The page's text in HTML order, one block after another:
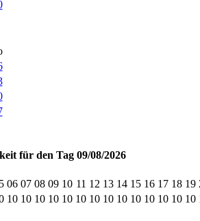
für den Tag 09/08/2026
06 07 08 09 10 11 12 13 14 15 16 17 18 19
10 10 10 10 10 10 10 10 10 10 10 10 10 10